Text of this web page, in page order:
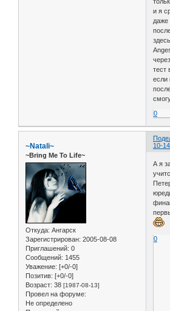
и я
даже
тест
если
0
10-
~Natali~
~Bring Me To Life~
Откуда: Ангарск
Зарегистрирован: 2005-08-08
Приглашений: 0
Сообщений: 1455
Уважение: [+0/-0]
Позитив: [+0/-0]
Возраст: 38 [1987-08-13]
Провел на форуме:
Не определено
А я
0